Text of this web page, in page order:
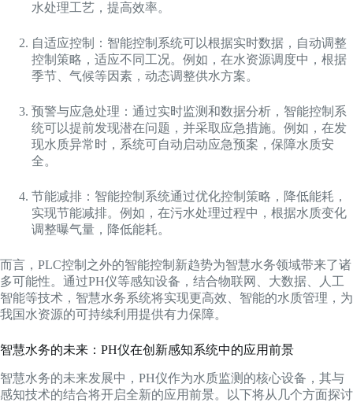
水处理工艺，提高效率。
自适应控制：智能控制系统可以根据实时数据，自动调整
控制策略，适应不同工况。例如，在水资源调度中，根据
季节、气候等因素，动态调整供水方案。
预警与应急处理：通过实时监测和数据分析，智能控制系
统可以提前发现潜在问题，并采取应急措施。例如，在发
现水质异常时，系统可自动启动应急预案，保障水质安
全。
节能减排：智能控制系统通过优化控制策略，降低能耗，
实现节能减排。例如，在污水处理过程中，根据水质变化
调整曝气量，降低能耗。
而言，PLC控制之外的智能控制新趋势为智慧水务领域带来了诸
多可能性。通过PH仪等感知设备，结合物联网、大数据、人工
智能等技术，智慧水务系统将实现更高效、智能的水质管理，为
我国水资源的可持续利用提供有力保障。
智慧水务的未来：PH仪在创新感知系统中的应用前景
智慧水务的未来发展中，PH仪作为水质监测的核心设备，其与
感知技术的结合将开启全新的应用前景。以下将从几个方面探讨